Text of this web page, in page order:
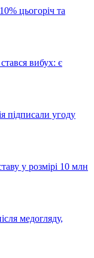
цьогоріч та
вибух: є
підписали угоду
у розмірі 10 млн
медогляду,